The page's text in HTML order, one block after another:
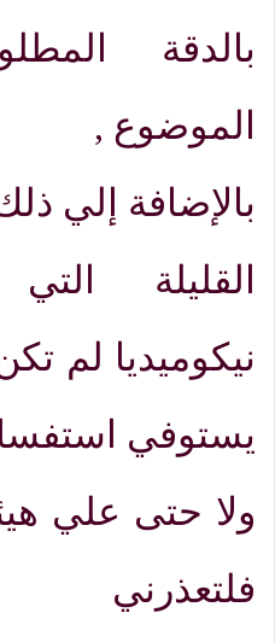
بالدقة
الموضوع ,
بالإضافة إلي
القليلة
نيكوميديا لم
يستوفي
ولا حتى علي
فلتعذرني